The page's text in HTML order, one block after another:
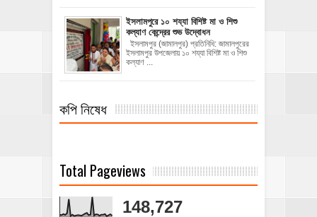
ইসলামপুরে ১০ শয্যা বিশিষ্ট মা ও শিশু
কল্যাণ কেন্দ্রের শুভ উদ্বোধন
ইসলামপুর (জামালপুর) প্রতিনিধি: জামালপুরের
ইসলামপুর উপজেলায় ১০ শয্যা বিশিষ্ট মা ও শিশু
কল্যাণ ...
কপি নিষেধ
Total Pageviews
148,727